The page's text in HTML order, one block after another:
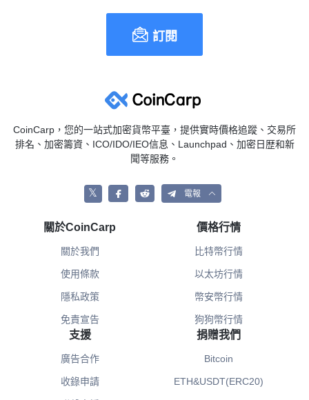
訂閱
CoinCarp，您的一站式加密貨幣平臺，提供實時價格追蹤、交易所
排名、加密籌資、ICO/IDO/IEO信息、Launchpad、加密日歴和新
聞等服務。
𝕏 電報
關於CoinCarp
關於我們
使用條款
隱私政策
免責宣告
價格行情
比特幣行情
以太坊行情
幣安幣行情
狗狗幣行情
支援
廣告合作
收錄申請
捐贈我們
Bitcoin
ETH&USDT(ERC20)